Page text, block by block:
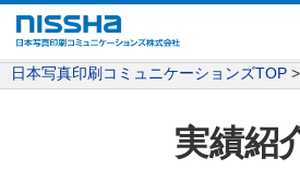
日本写真印刷コミュニケーションズTOP
実績紹